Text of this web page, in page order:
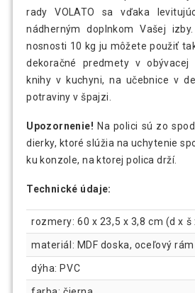
rady VOLATO sa vďaka
nádherným doplnkom Vašej
nosnosti 10 kg ju môžete použiť
dekoračné predmety v obývacej
knihy v kuchyni, na učebnice v
potraviny v špajzi.
Upozornenie! Na polici sú zo
dierky, ktoré slúžia na uchytenie
ku konzole, na ktorej polica drží.
Technické údaje:
rozmery: 60 x 23,5 x 3,8 cm (d x š
materiál: MDF doska, oceľový
dýha: PVC